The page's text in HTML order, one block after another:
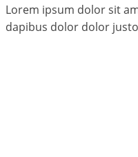
Lorem ipsum dolor sit
dapibus dolor dolor